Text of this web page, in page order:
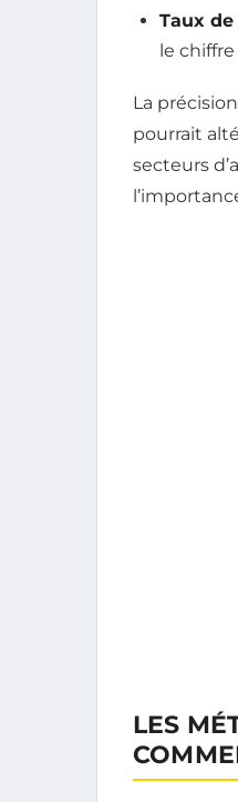
Taux
le
La
pourrait
secteurs
LES